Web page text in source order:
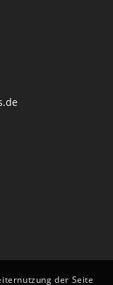
der Seite